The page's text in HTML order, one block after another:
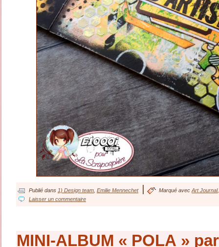
Publié dans 1) Design team Emilie Mennechet Marqué avec Art Journal
Laisser un commentaire
MINI-ALBUM « POLA »